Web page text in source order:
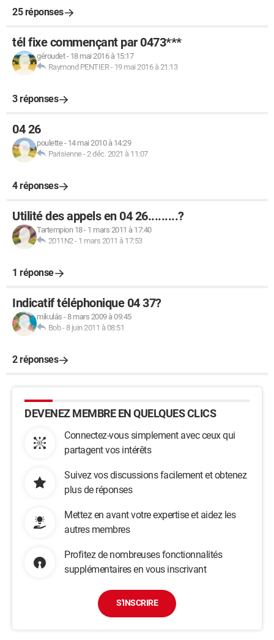
25 réponses
tél fixe commençant par 0473***
géroudet- 18 mai 2016 à 15:17
Raymond PENTIER- 19 mai 2016 à 21:13
3 réponses
04 26
poulette- 14 mai 2010 à 14:29
Parisienne-2 déc. 2021 à 11:07
4 réponses
Utilité des appels en 04 26.........?
Tartempion 18- 1 mars 2011 à 17:40
2011N2- 1 mars 2011 à 17:53
1 réponse
Indicatif téléphonique 04 37?
mikulás -8 mars 2009 à 09:45
Bob- 8 juin 2011 à 08:51
2 réponses
DEVENEZ MEMBRE EN QUELQUES CLICS
Connectez-vous simplement avec ceux qui
partagent vos intérêts
Suivez vos discussions facilement et obtenez
plus de réponses
Mettez en avant votre expertise et aidez les
autres membres
Profitez de nombreuses fonctionnalités
supplémentaires en vous inscrivant
S'INSCRIRE